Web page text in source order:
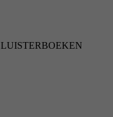
LUISTERBOEKEN